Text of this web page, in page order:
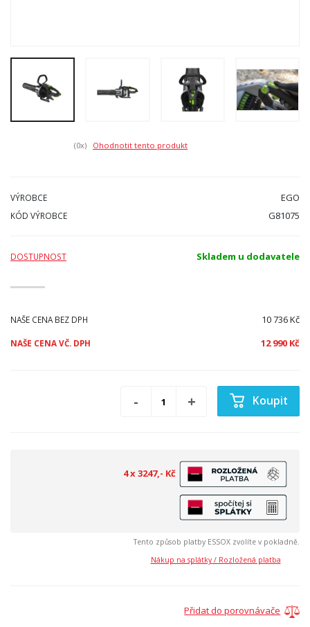
(0x) Ohodnotit tento produkt
VÝROBCE EGO
KÓD VÝROBCE G81075
DOSTUPNOST Skladem u dodavatele
NAŠE CENA BEZ DPH 10 736 Kč
NAŠE CENA VČ. DPH 12 990 Kč
Koupit
4 x 3247,- Kč
Tento způsob platby ESSOX zvolíte v pokladně.
Nákup na splátky / Rozložená platba
Přidat do porovnávače